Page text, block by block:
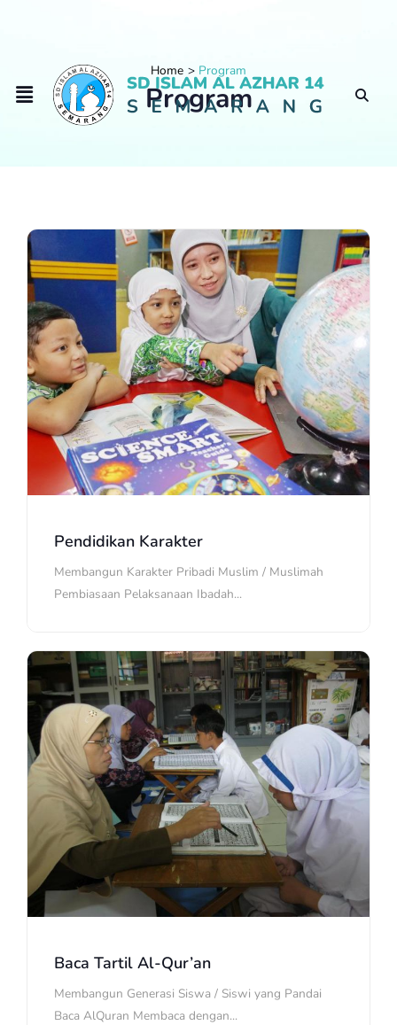
Home Program
Program
Pendidikan Karakter
Membangun Karakter Pribadi Muslim / Muslimah
Pembiasaan Pelaksanaan Ibadah...
Baca Tartil Al-Qur’an
Membangun Generasi Siswa / Siswi yang Pandai
Baca AlQuran Membaca dengan...